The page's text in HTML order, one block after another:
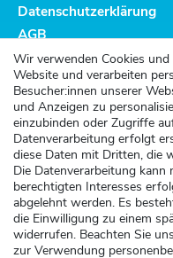
Wir verwenden Cookies
Website und verarbeiten
Besucher:innen unserer
und Anzeigen zu
einzubinden oder Zugriffe
Datenverarbeitung erfolgt
diese Daten mit Dritten, die
Die Datenverarbeitung
berechtigten Interesses
abgelehnt werden. Es
die Einwilligung zu einem
widerrufen. Beachten Sie
zur Verwendung
Datenschutzerklärung
AGB
Altbatterieentsorgung
Kundenservice
Versand
Zahlung
Widerrufsrecht
Widerrufsformular
Kontakt